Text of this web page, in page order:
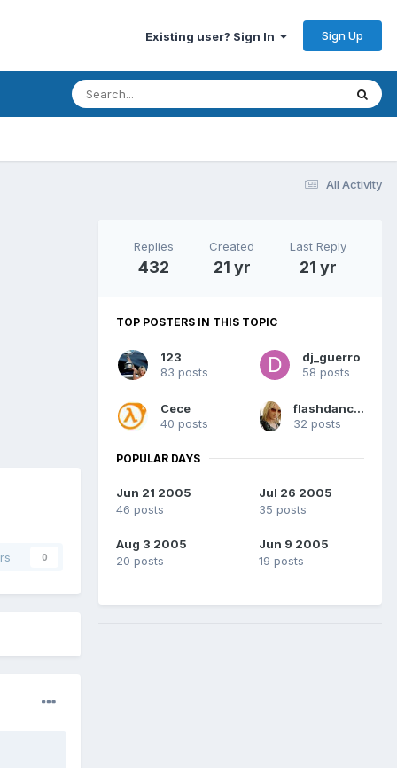
Existing user? Sign In Sign Up
All Activity
0
Replies
432
Created
21 yr
Last Reply
21 yr
TOP POSTERS IN THIS TOPIC
123
83 posts
dj_guerro
58 posts
Cece
40 posts
flashdance2004
32 posts
POPULAR DAYS
Jun 21 2005
46 posts
Jul 26 2005
35 posts
Aug 3 2005
20 posts
Jun 9 2005
19 posts